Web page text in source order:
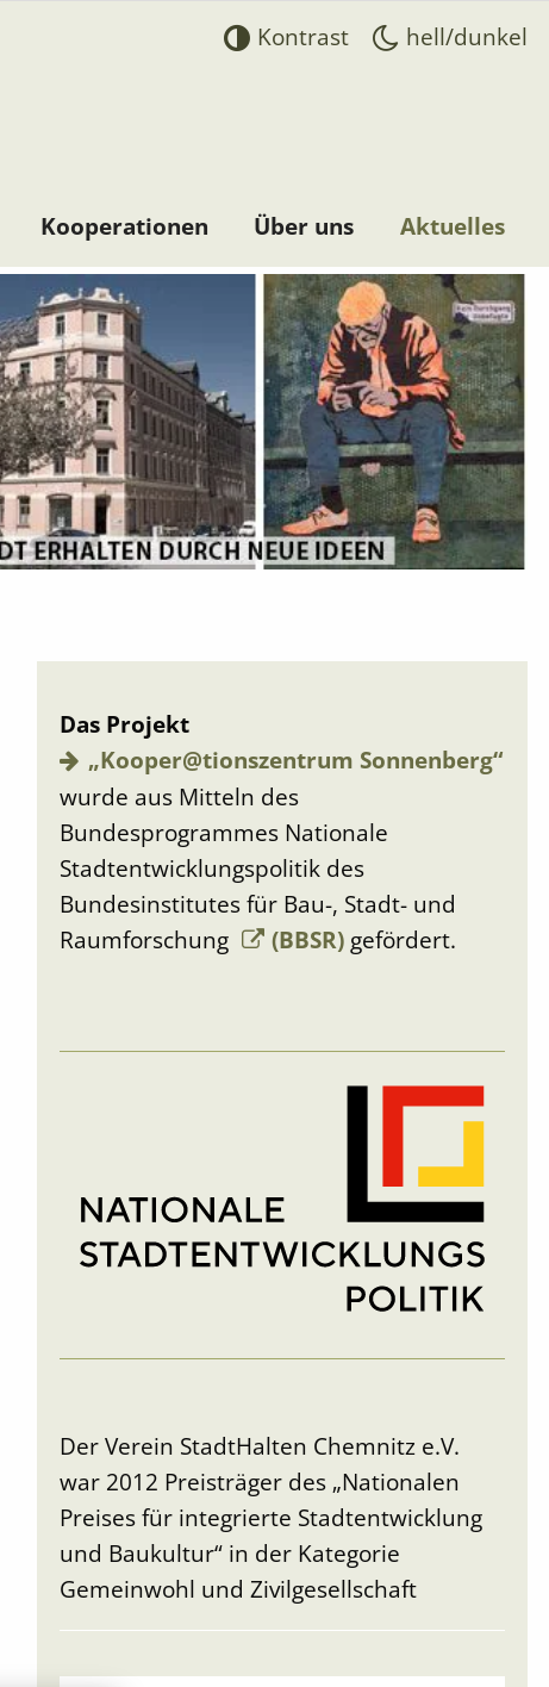
Kontrast hell/dunkel
Kooperationen Über uns Aktuelles
Das Projekt
„Kooper@tionszentrum Sonnenberg“
wurde aus Mitteln des
Bundesprogrammes Nationale
Stadtentwicklungs­politik des
Bundesinstitutes für Bau-, Stadt- und
Raumforschung
(BBSR)gefördert.
Der Verein StadtHalten Chemnitz e.V.
war 2012 Preisträger des „Nationalen
Preises für integrierte Stadtentwicklung
und Baukultur“ in der Kategorie
Gemeinwohl und Zivilgesellschaft